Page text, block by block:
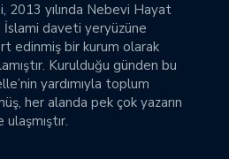
2013 yılında Nebevi Hayat
İslami daveti yeryüzüne
edinmiş bir kurum olarak
Kurulduğu günden bu
yardımıyla toplum
her alanda pek çok yazarın